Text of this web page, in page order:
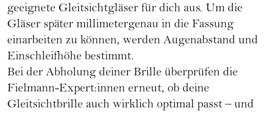
geeignete Gleitsichtgläser für dich aus. Um die
Gläser später millimetergenau in die Fassung
einarbeiten zu können, werden Augenabstand und
Einschleifhöhe bestimmt.
Bei der Abholung deiner Brille überprüfen die
Fielmann-Expert:innen erneut, ob deine
Gleitsichtbrille auch wirklich optimal passt – und